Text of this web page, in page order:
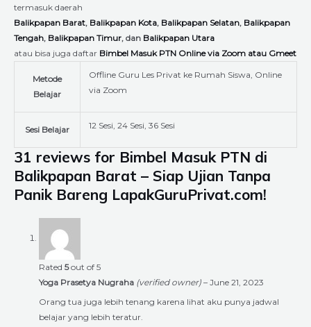
termasuk daerah
Balikpapan Barat, Balikpapan Kota, Balikpapan Selatan, Balikpapan
Tengah, Balikpapan Timur, dan Balikpapan Utara
atau bisa juga daftar Bimbel Masuk PTN Online via Zoom atau Gmeet
Metode
Belajar
Offline Guru Les Privat ke Rumah Siswa, Online
via Zoom
Sesi Belajar 12 Sesi, 24 Sesi, 36 Sesi
31 reviews for Bimbel Masuk PTN di
Balikpapan Barat – Siap Ujian Tanpa
Panik Bareng LapakGuruPrivat.com!
Rated 5out of 5
Yoga Prasetya Nugraha (verified owner) – June 21, 2023
Orang tua juga lebih tenang karena lihat aku punya jadwal
belajar yang lebih teratur.